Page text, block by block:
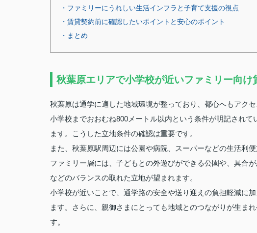
・ファミリーにうれしい生活インフラと子育て支援の視点
・賃貸契約前に確認したいポイントと安心のポイント
・まとめ
秋葉原エリアで小学校が近いファミリー向け
秋葉原は通学に適した地域環境が整っており、都心へもアク
小学校までおおむね800メートル以内という条件が明記され
ます。こうした立地条件の確認は重要です。
また、秋葉原駅周辺には公園や病院、スーパーなどの生活利
ファミリー層には、子どもとの外遊びができる公園や、具合
などのバランスの取れた立地が望まれます。
小学校が近いことで、通学路の安全や送り迎えの負担軽減に
ます。さらに、親御さまにとっても地域とのつながりが生ま
す。